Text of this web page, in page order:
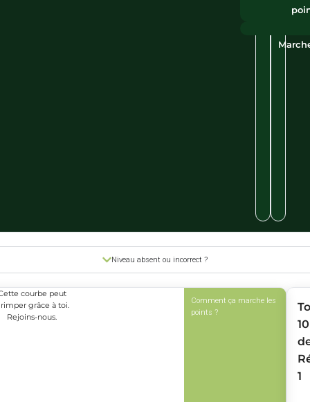
Bretagne
Niveau absent ou incorrect ?
courbe peut
grâce à toi.
Rejoins-nous.
Comment ça marche les
points ?
10
1